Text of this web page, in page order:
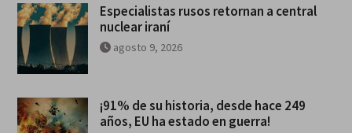
Especialistas rusos retornan a central
nuclear iraní
agosto 9, 2026
¡91% de su historia, desde hace 249
años, EU ha estado en guerra!